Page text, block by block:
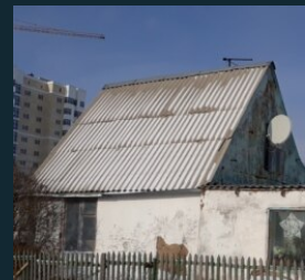
Басқа тілдерде